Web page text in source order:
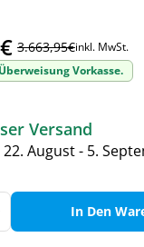
3.663,95€
€
inkl. MwSt.
Vorkasse.
Versand
22. August - 5.
In Den